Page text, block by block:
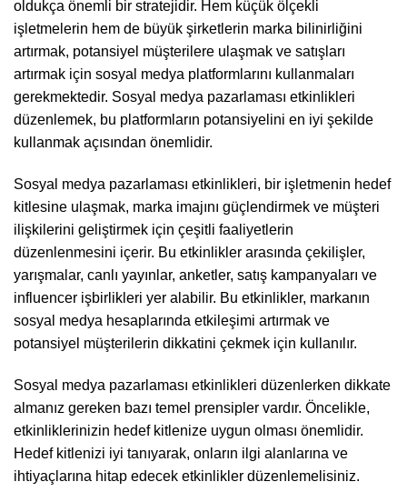
oldukça önemli bir stratejidir. Hem küçük ölçekli
işletmelerin hem de büyük şirketlerin marka bilinirliğini
artırmak, potansiyel müşterilere ulaşmak ve satışları
artırmak için sosyal medya platformlarını kullanmaları
gerekmektedir. Sosyal medya pazarlaması etkinlikleri
düzenlemek, bu platformların potansiyelini en iyi şekilde
kullanmak açısından önemlidir.
Sosyal medya pazarlaması etkinlikleri, bir işletmenin hedef
kitlesine ulaşmak, marka imajını güçlendirmek ve müşteri
ilişkilerini geliştirmek için çeşitli faaliyetlerin
düzenlenmesini içerir. Bu etkinlikler arasında çekilişler,
yarışmalar, canlı yayınlar, anketler, satış kampanyaları ve
influencer işbirlikleri yer alabilir. Bu etkinlikler, markanın
sosyal medya hesaplarında etkileşimi artırmak ve
potansiyel müşterilerin dikkatini çekmek için kullanılır.
Sosyal medya pazarlaması etkinlikleri düzenlerken dikkate
almanız gereken bazı temel prensipler vardır. Öncelikle,
etkinliklerinizin hedef kitlenize uygun olması önemlidir.
Hedef kitlenizi iyi tanıyarak, onların ilgi alanlarına ve
ihtiyaçlarına hitap edecek etkinlikler düzenlemelisiniz.